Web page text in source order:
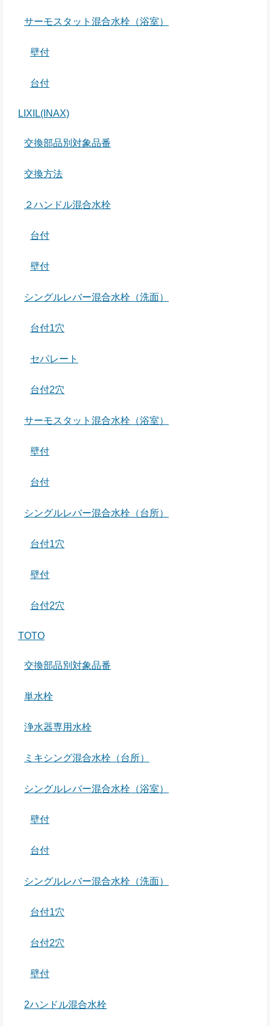
サーモスタット混合水栓（浴室）
壁付
台付
LIXIL(INAX)
交換部品別対象品番
交換方法
２ハンドル混合水栓
台付
壁付
シングルレバー混合水栓（洗面）
台付1穴
セパレート
台付2穴
サーモスタット混合水栓（浴室）
壁付
台付
シングルレバー混合水栓（台所）
台付1穴
壁付
台付2穴
TOTO
交換部品別対象品番
単水栓
浄水器専用水栓
ミキシング混合水栓（台所）
シングルレバー混合水栓（浴室）
壁付
台付
シングルレバー混合水栓（洗面）
台付1穴
台付2穴
壁付
2ハンドル混合水栓